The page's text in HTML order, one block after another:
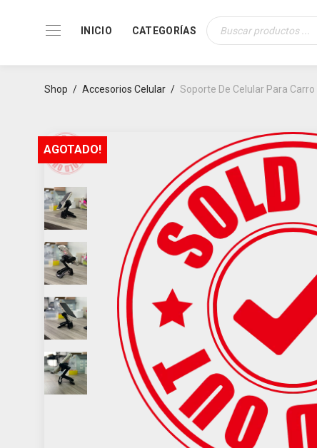
INICIO CATEGORÍAS
Búsqueda
de
Shop / Accesorios Celular / Soporte De Celular Para Carro
AGOTADO!